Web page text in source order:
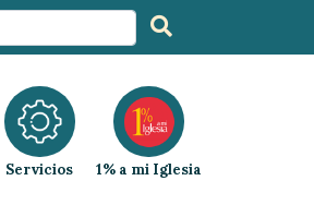
Servicios 1% a mi Iglesia